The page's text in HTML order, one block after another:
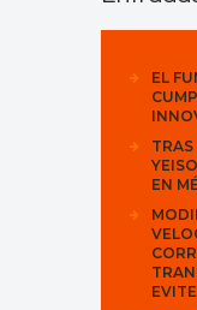
EL
EN